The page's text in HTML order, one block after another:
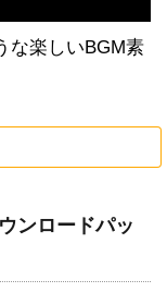
な楽しいBGM素
ンロードパッ